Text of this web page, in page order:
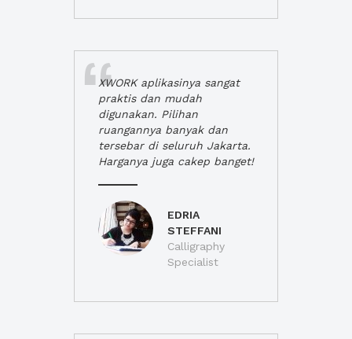
XWORK aplikasinya sangat
praktis dan mudah
digunakan. Pilihan
ruangannya banyak dan
tersebar di seluruh Jakarta.
Harganya juga cakep banget!
EDRIA
STEFFANI
Calligraphy
Specialist